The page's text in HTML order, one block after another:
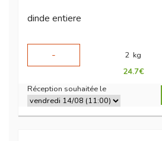
dinde entiere
-
2 kg
24.7€
Réception souhaitée le